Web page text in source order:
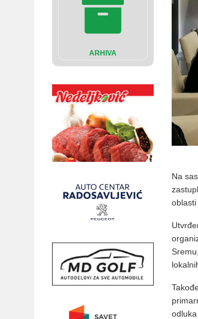
ARHIVA
Na
oblasti